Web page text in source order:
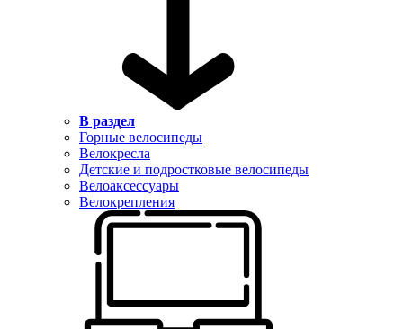
В раздел
Горные велосипеды
Велокресла
Детские и подростковые велосипеды
Велоаксессуары
Велокрепления